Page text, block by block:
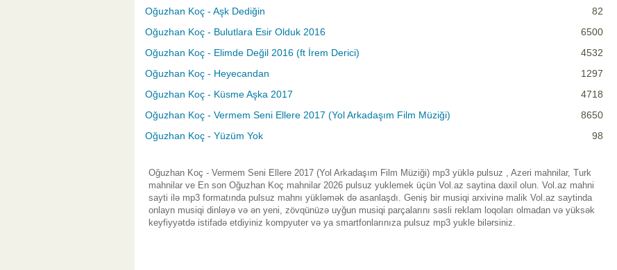
Oğuzhan Koç - Aşk Dediğin
82
Oğuzhan Koç - Bulutlara Esir Olduk 2016
6500
Oğuzhan Koç - Elimde Değil 2016 (ft İrem Derici)
4532
Oğuzhan Koç - Heyecandan
1297
Oğuzhan Koç - Küsme Aşka 2017
4718
Oğuzhan Koç - Vermem Seni Ellere 2017 (Yol Arkadaşım Film Müziği)
8650
Oğuzhan Koç - Yüzüm Yok
98
Oğuzhan Koç - Vermem Seni Ellere 2017 (Yol Arkadaşım Film Müziği) mp3 yüklə pulsuz , Azeri mahnilar, Turk
mahnilar ve En son Oğuzhan Koç mahnilar 2026 pulsuz yuklemek üçün Vol.az saytina daxil olun. Vol.az mahni
sayti ilə mp3 formatında pulsuz mahnı yükləmək də asanlaşdı. Geniş bir musiqi arxivinə malik Vol.az saytinda
onlayn musiqi dinləyə və ən yeni, zövqünüzə uyğun musiqi parçalarını səsli reklam loqoları olmadan və yüksək
keyfiyyətdə istifadə etdiyiniz kompyuter və ya smartfonlarınıza pulsuz mp3 yukle bilərsiniz.